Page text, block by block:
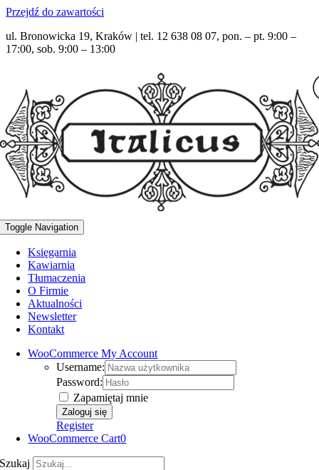
Przejdź do zawartości
ul. Bronowicka 19, Kraków | tel. 12 638 08 07, pon. – pt. 9:00 –
17:00, sob. 9:00 – 13:00
Toggle Navigation
Księgarnia
Kawiarnia
Tłumaczenia
O Firmie
Aktualności
Newsletter
Kontakt
WooCommerce My Account
Username:
Password:
Zapamiętaj mnie
Register
WooCommerce Cart0
Szukaj